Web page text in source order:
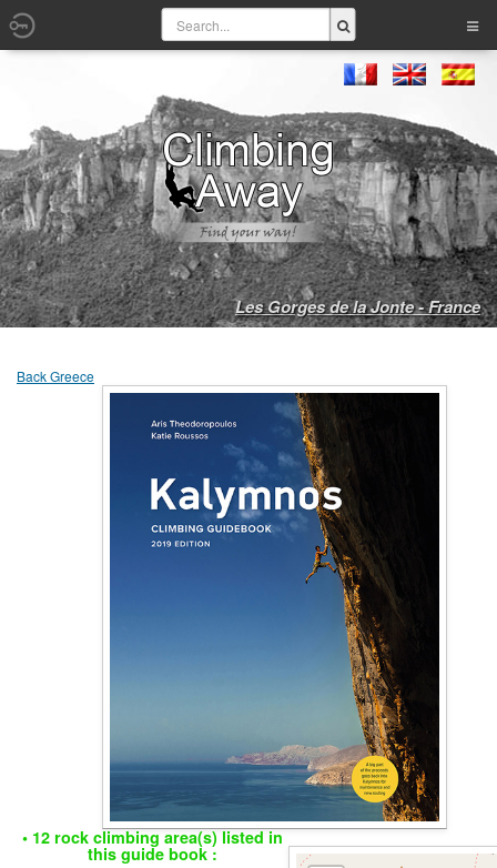
Les Gorges de la Jonte - France
Back Greece
• 12 rock climbing area(s) listed in
this guide book :